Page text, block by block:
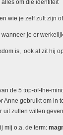
om die identiteit
wie je zelf zult zijn
je er
is, ook al zit hij
de 5 top-of-the-
Anne gebruikt om in
uit zullen willen
mij o.a. de term: